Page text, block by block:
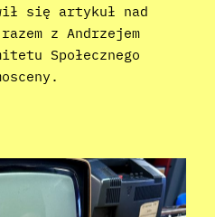
się artykuł nad
z Andrzejem
Społecznego